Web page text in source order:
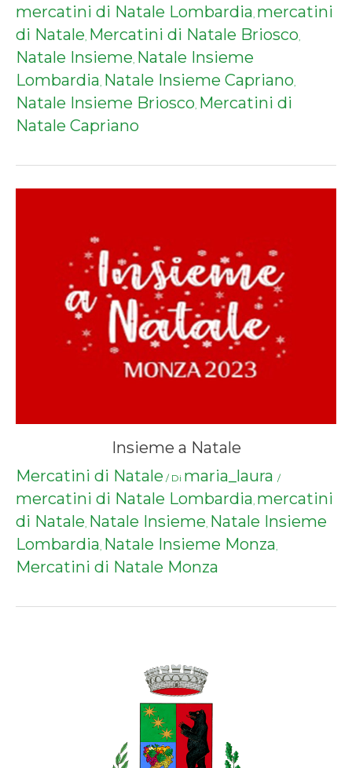
mercatini di Natale Lombardia, mercatini
di Natale, Mercatini di Natale Briosco,
Natale Insieme, Natale Insieme
Lombardia, Natale Insieme Capriano,
Natale Insieme Briosco, Mercatini di
Natale Capriano
Insieme a Natale
Mercatini di Natale / Di maria_laura /
mercatini di Natale Lombardia mercatini
di Natale Natale Insieme Natale Insieme
Lombardia Natale Insieme Monza
Mercatini di Natale Monza